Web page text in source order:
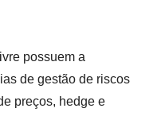
possuem a
de gestão de riscos
preços, hedge e